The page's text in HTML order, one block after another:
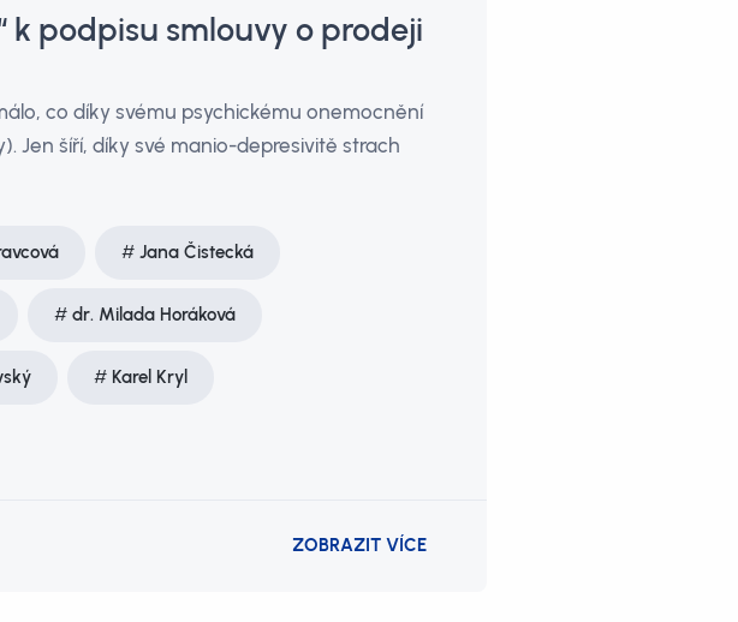
k podpisu smlouvy o prodeji
co díky svému psychickému onemocnění
Jen šíří, díky své manio-depresivitě strach
Jana Čistecká
dr. Milada Horáková
Karel Kryl
ZOBRAZIT VÍCE